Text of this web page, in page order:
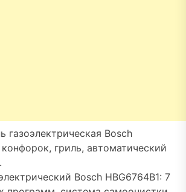
газоэлектрическая Bosch
конфорок, гриль, автоматический
Bosch HBG6764B1: 7